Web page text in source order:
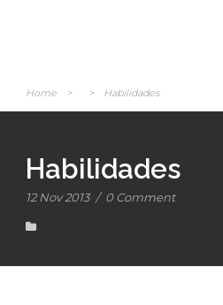
Home > > Habilidades
Habilidades
12 Nov 2013 / 0 Comment